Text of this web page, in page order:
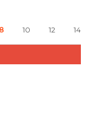
8 10 12 14